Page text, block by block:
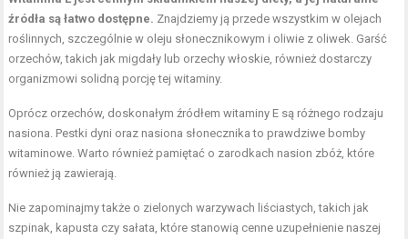
źródła są łatwo dostępne. Znajdziemy ją przede wszystkim w olejach
roślinnych, szczególnie w oleju słonecznikowym i oliwie z oliwek. Garść
orzechów, takich jak migdały lub orzechy włoskie, również dostarczy
organizmowi solidną porcję tej witaminy.
Oprócz orzechów, doskonałym źródłem witaminy E są różnego rodzaju
nasiona. Pestki dyni oraz nasiona słonecznika to prawdziwe bomby
witaminowe. Warto również pamiętać o zarodkach nasion zbóż, które
również ją zawierają.
Nie zapominajmy także o zielonych warzywach liściastych, takich jak
szpinak, kapusta czy sałata, które stanowią cenne uzupełnienie naszej